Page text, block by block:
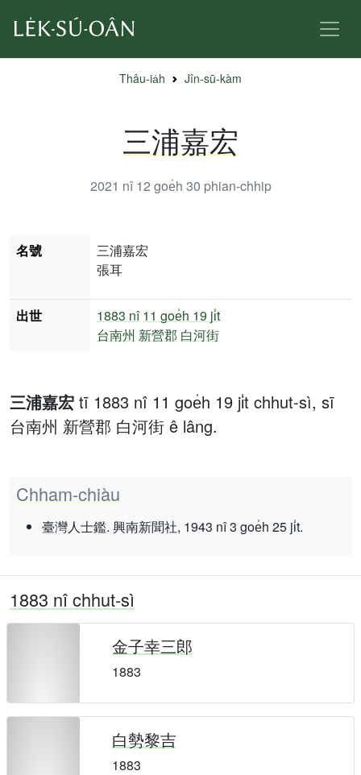
Thâu-ia̍h Jîn-sū-kàm
三浦嘉宏
2021 nî 12 goe̍h 30 phian-chhip
三浦嘉宏 tī 1883 nî 11 goe̍h 19 ji̍t chhut-sì, sī
台南州 新營郡 白河街 ê lâng.
Chham-chiàu
臺灣人士鑑. 興南新聞社, 1943 nî 3 goe̍h 25 ji̍t.
名號
三浦嘉宏
張耳
出世 1883 nî 11 goe̍h 19 ji̍t
台南州 新營郡 白河街
1883 nî chhut-sì
金子幸三郎
1883
白勢黎吉
1883